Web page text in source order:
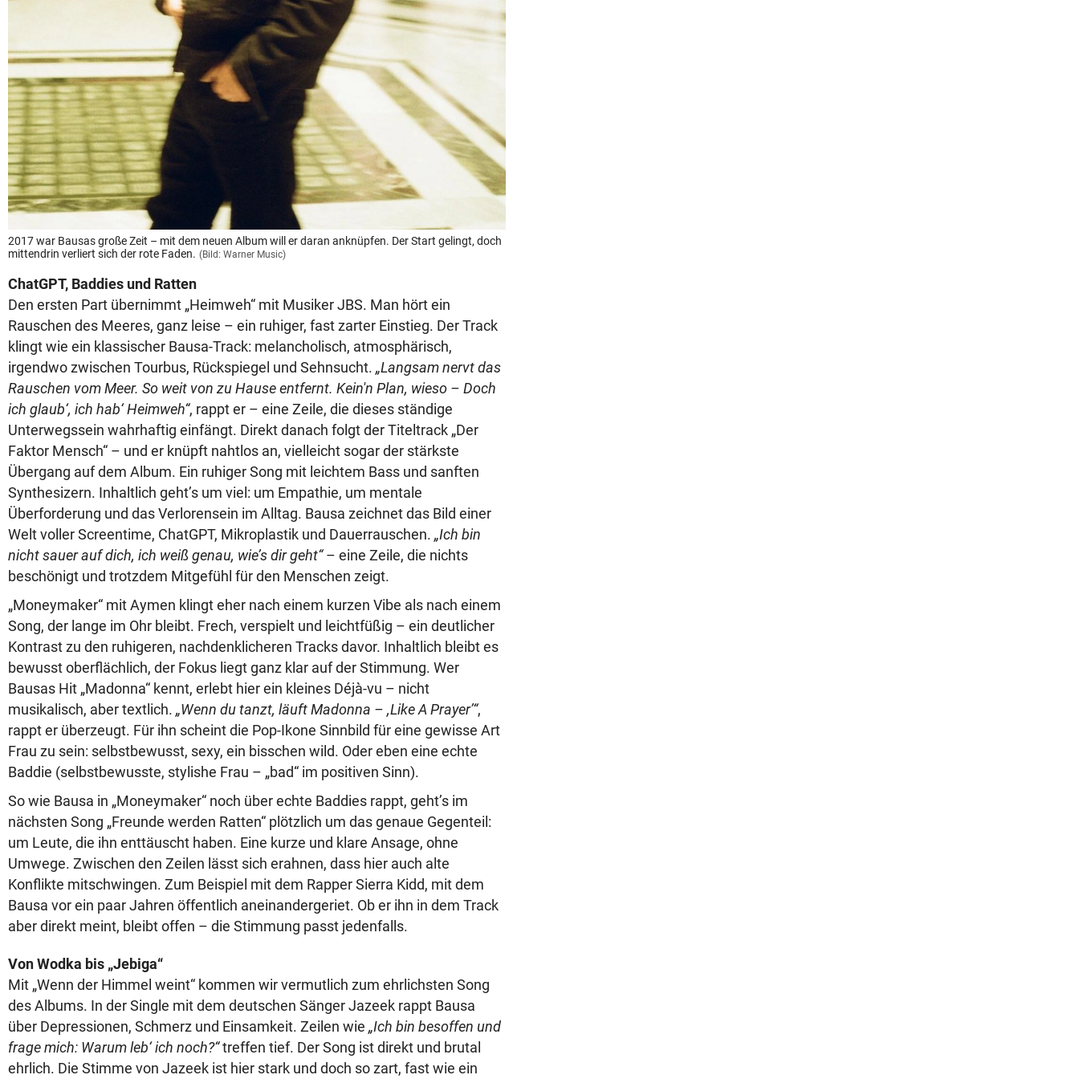
2017 war Bausas große Zeit – mit dem neuen Album will er daran anknüpfen. Der Start gelingt, doch
mittendrin verliert sich der rote Faden. (Bild: Warner Music)
ChatGPT, Baddies und Ratten
Den ersten Part übernimmt „Heimweh“ mit Musiker JBS. Man hört ein
Rauschen des Meeres, ganz leise – ein ruhiger, fast zarter Einstieg. Der Track
klingt wie ein klassischer Bausa-Track: melancholisch, atmosphärisch,
irgendwo zwischen Tourbus, Rückspiegel und Sehnsucht. „Langsam nervt das
Rauschen vom Meer. So weit von zu Hause entfernt. Kein'n Plan, wieso – Doch
ich glaub‘, ich hab‘ Heimweh“, rappt er – eine Zeile, die dieses ständige
Unterwegssein wahrhaftig einfängt. Direkt danach folgt der Titeltrack „Der
Faktor Mensch“ – und er knüpft nahtlos an, vielleicht sogar der stärkste
Übergang auf dem Album. Ein ruhiger Song mit leichtem Bass und sanften
Synthesizern. Inhaltlich geht’s um viel: um Empathie, um mentale
Überforderung und das Verlorensein im Alltag. Bausa zeichnet das Bild einer
Welt voller Screentime, ChatGPT, Mikroplastik und Dauerrauschen. „Ich bin
nicht sauer auf dich, ich weiß genau, wie’s dir geht“– eine Zeile, die nichts
beschönigt und trotzdem Mitgefühl für den Menschen zeigt.
„Moneymaker“ mit Aymen klingt eher nach einem kurzen Vibe als nach einem
Song, der lange im Ohr bleibt. Frech, verspielt und leichtfüßig – ein deutlicher
Kontrast zu den ruhigeren, nachdenklicheren Tracks davor. Inhaltlich bleibt es
bewusst oberflächlich, der Fokus liegt ganz klar auf der Stimmung. Wer
Bausas Hit „Madonna“ kennt, erlebt hier ein kleines Déjà-vu – nicht
musikalisch, aber textlich. „Wenn du tanzt, läuft Madonna – ,Like A Prayer’“,
rappt er überzeugt. Für ihn scheint die Pop-Ikone Sinnbild für eine gewisse Art
Frau zu sein: selbstbewusst, sexy, ein bisschen wild. Oder eben eine echte
Baddie (selbstbewusste, stylishe Frau – „bad“ im positiven Sinn).
So wie Bausa in „Moneymaker“ noch über echte Baddies rappt, geht’s im
nächsten Song „Freunde werden Ratten“ plötzlich um das genaue Gegenteil:
um Leute, die ihn enttäuscht haben. Eine kurze und klare Ansage, ohne
Umwege. Zwischen den Zeilen lässt sich erahnen, dass hier auch alte
Konflikte mitschwingen. Zum Beispiel mit dem Rapper Sierra Kidd, mit dem
Bausa vor ein paar Jahren öffentlich aneinandergeriet. Ob er ihn in dem Track
aber direkt meint, bleibt offen – die Stimmung passt jedenfalls.
Von Wodka bis „Jebiga“
Mit „Wenn der Himmel weint“ kommen wir vermutlich zum ehrlichsten Song
des Albums. In der Single mit dem deutschen Sänger Jazeek rappt Bausa
über Depressionen, Schmerz und Einsamkeit. Zeilen wie „Ich bin besoffen und
frage mich: Warum leb‘ ich noch?“treffen tief. Der Song ist direkt und brutal
ehrlich. Die Stimme von Jazeek ist hier stark und doch so zart, fast wie ein